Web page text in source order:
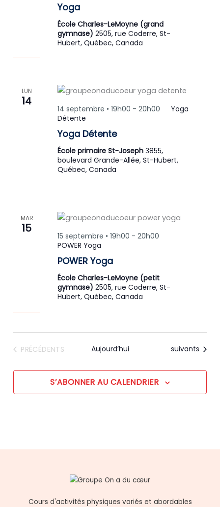
Yoga
École Charles-LeMoyne (grand
gymnase) 2505, rue Coderre, St-
Hubert, Québec, Canada
LUN
14
Yoga Détente
14 septembre • 19h00 - 20h00
Yoga
Détente
École primaire St-Joseph 3855,
boulevard Grande-Allée, St-Hubert,
Québec, Canada
MAR
15
POWER Yoga
15 septembre • 19h00 - 20h00
POWER Yoga
École Charles-LeMoyne (petit
gymnase) 2505, rue Coderre, St-
Hubert, Québec, Canada
COURS
PRÉCÉDENTS Aujourd’hui cours
suivants
S’ABONNER AU CALENDRIER
Cours d'activités physiques variés et abordables